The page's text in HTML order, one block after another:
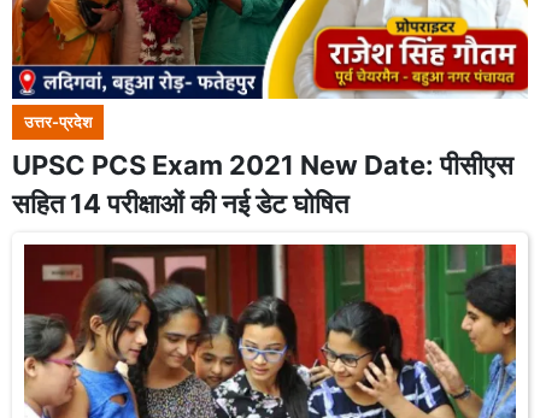
उत्तर-प्रदेश
UPSC PCS Exam 2021 New Date: पीसीएस
सहित 14 परीक्षाओं की नई डेट घोषित